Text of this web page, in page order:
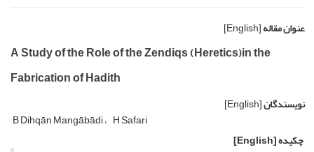
عنوان مقاله[English]
A Study of the Role of the Zendiqs (Heretics)in the
Fabrication of Hadith
نویسندگان[English]
B Dihqān Mangābādi H Safari
چکیده[English]